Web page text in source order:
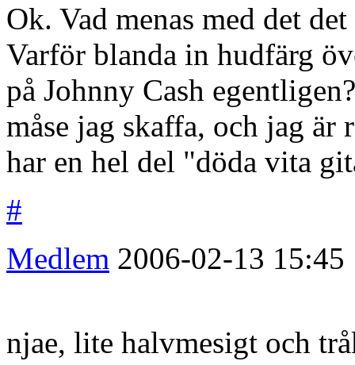
Ok. Vad menas med det
Varför blanda in hudfärg
på Johnny Cash
måse jag skaffa, och jag är
har en hel del "döda vita
#
Medlem 2006-02-13 15:45
njae, lite halvmesigt och